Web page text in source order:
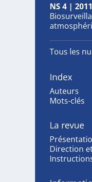
NS 4 | 2011
Tous les
Index
Auteurs
Mots-clés
La revue
Direction